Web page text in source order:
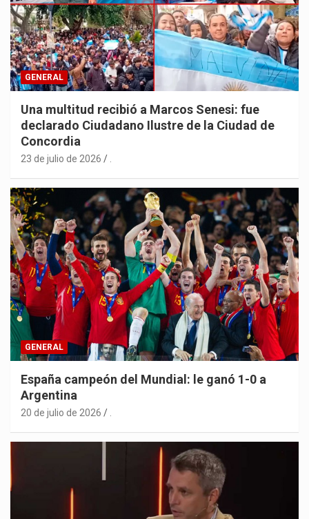
GENERAL
Una multitud recibió a Marcos Senesi: fue
declarado Ciudadano Ilustre de la Ciudad de
Concordia
23 de julio de 2026
GENERAL
España campeón del Mundial: le ganó 1-0 a
Argentina
20 de julio de 2026